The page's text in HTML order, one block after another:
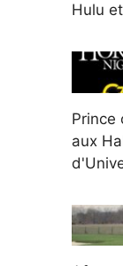
Hulu
Prince
aux